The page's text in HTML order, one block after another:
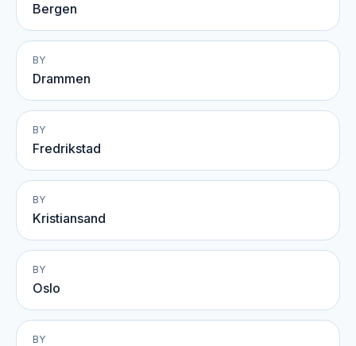
Bergen
BY
Drammen
BY
Fredrikstad
BY
Kristiansand
BY
Oslo
BY